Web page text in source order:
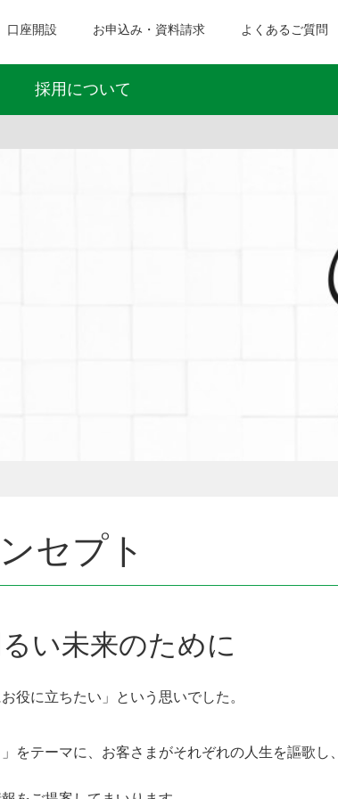
口座開設 お申込み・資料請求 よくあるご質問
採用について
セプト
い未来のために
役に立ちたい」という思いでした。
をテーマに、お客さまがそれぞれの人生を謳歌